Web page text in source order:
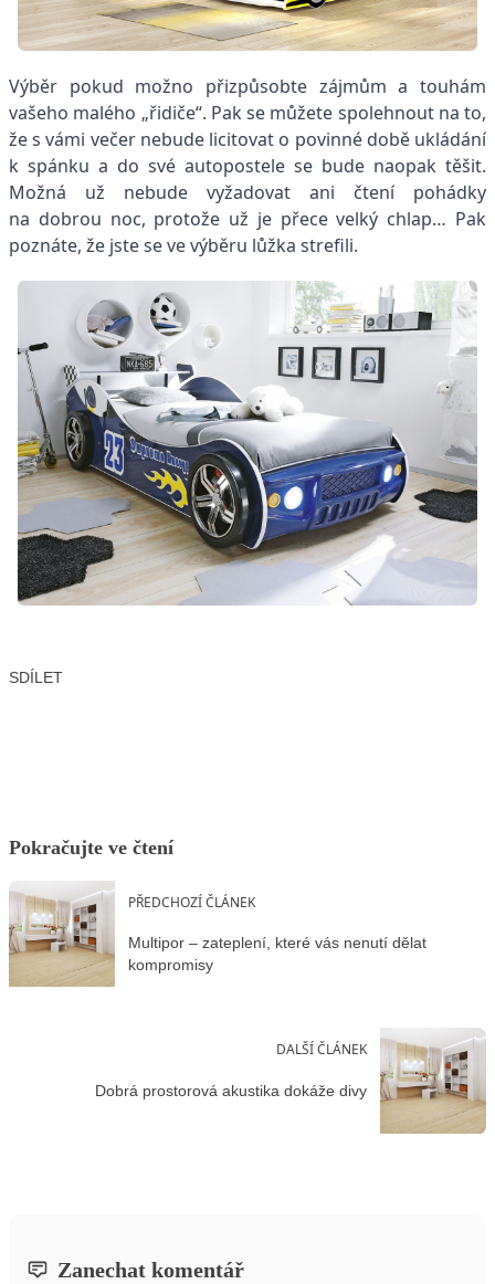
Výběr pokud možno přizpůsobte zájmům a touhám
vašeho malého „řidiče“. Pak se můžete spolehnout na to,
že s vámi večer nebude licitovat o povinné době ukládání
k spánku a do své autopostele se bude naopak těšit.
Možná už nebude vyžadovat ani čtení pohádky
na dobrou noc, protože už je přece velký chlap… Pak
poznáte, že jste se ve výběru lůžka strefili.
SDÍLET
Pokračujte ve čtení
PŘEDCHOZÍ ČLÁNEK
Multipor – zateplení, které vás nenutí dělat
kompromisy
DALŠÍ ČLÁNEK
Dobrá prostorová akustika dokáže divy
Zanechat komentář